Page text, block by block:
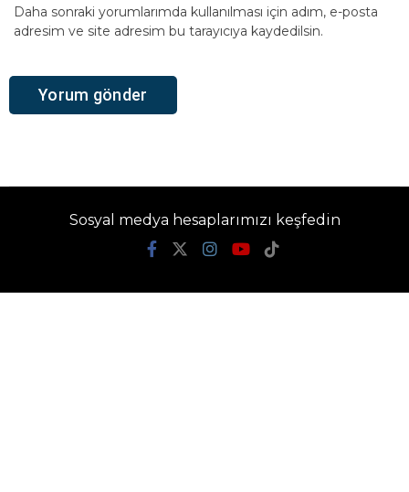
Daha sonraki yorumlarımda kullanılması için adım, e-posta
adresim ve site adresim bu tarayıcıya kaydedilsin.
Sosyal medya hesaplarımızı keşfedin